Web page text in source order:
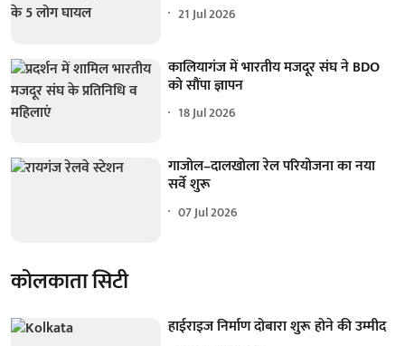
21 Jul 2026
कालियागंज में भारतीय मजदूर संघ ने BDO
को सौंपा ज्ञापन
18 Jul 2026
गाजोल–दालखोला रेल परियोजना का नया
सर्वे शुरू
07 Jul 2026
कोलकाता सिटी
हाईराइज निर्माण दोबारा शुरू होने की उम्मीद